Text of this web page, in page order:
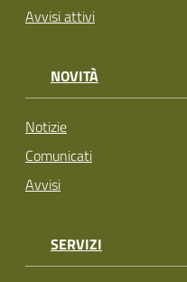
Avvisi attivi
NOVITÀ
Notizie
Comunicati
Avvisi
SERVIZI